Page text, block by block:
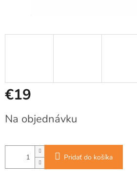
€19
cena:
Na objednávku
Pridať do košíka